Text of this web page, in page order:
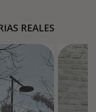
REALES